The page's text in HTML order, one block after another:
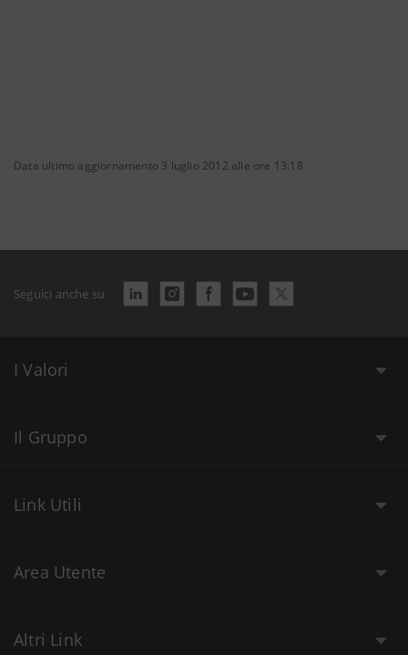
Data ultimo aggiornamento 3 luglio 2012 alle ore 13:18
Seguici anche su
I Valori
Il Gruppo
Link Utili
Area Utente
Altri Link